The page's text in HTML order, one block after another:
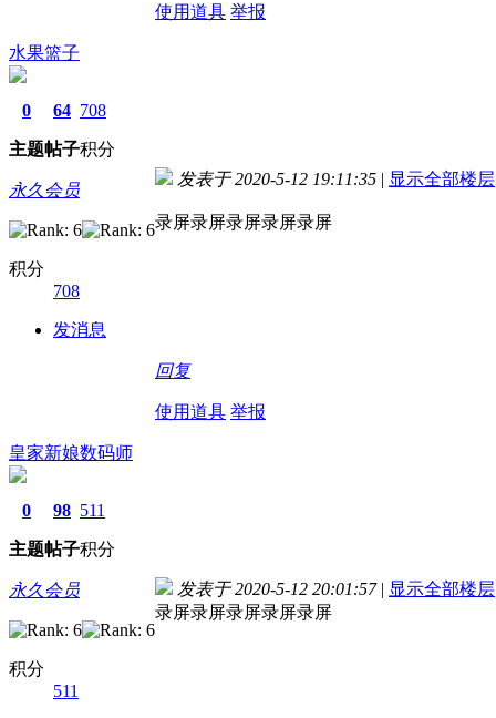
使用道具 举报
水果篮子
0
主题
64
帖子
708
积分
永久会员
积分
708
发消息
发表于 2020-5-12 19:11:35 | 显示全部楼层
录屏录屏录屏录屏录屏
回复
使用道具 举报
皇家新娘数码师
0
主题
98
帖子
511
积分
永久会员
积分
511
发表于 2020-5-12 20:01:57 | 显示全部楼层
录屏录屏录屏录屏录屏